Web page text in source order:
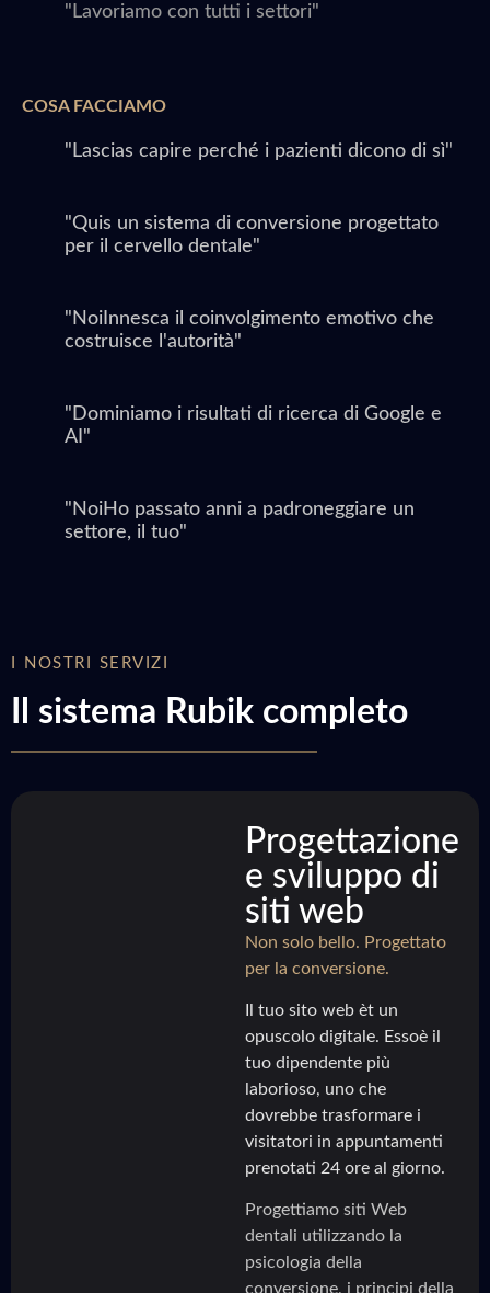
"Lavoriamo con tutti i settori"
COSA FACCIAMO
"Lascias capire perché i pazienti dicono di sì"
"Quis un sistema di conversione progettato
per il cervello dentale"
"NoiInnesca il coinvolgimento emotivo che
costruisce l'autorità"
"Dominiamo i risultati di ricerca di Google e
AI"
"NoiHo passato anni a padroneggiare un
settore, il tuo"
I NOSTRI SERVIZI
Il sistema Rubik completo
Progettazione
e sviluppo di
siti web
Non solo bello. Progettato
per la conversione.
Il tuo sito web èt un
opuscolo digitale. Essoè il
tuo dipendente più
laborioso, uno che
dovrebbe trasformare i
visitatori in appuntamenti
prenotati 24 ore al giorno.
Progettiamo siti Web
dentali utilizzando la
psicologia della
conversione, i principi della